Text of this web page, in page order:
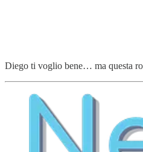
Diego ti voglio bene… ma questa